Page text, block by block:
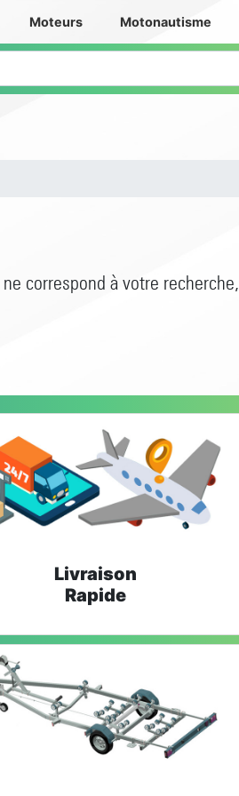
Moteurs Motonautisme
correspond à votre recherche,
Livraison
Rapide